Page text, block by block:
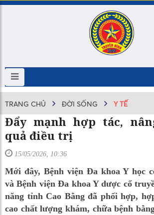
TRANG CHỦ ĐỜI SỐNG Y TẾ
Đẩy mạnh hợp tác,
quả điều trị
15/05/2026, 10:36
Mới đây, Bệnh viện Đa khoa Y học
và Bệnh viện Đa khoa Y dược cổ
năng tỉnh Cao Bằng đã phối hợp,
cao chất lượng khám, chữa bệnh